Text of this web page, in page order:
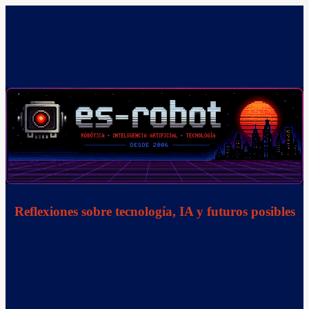
Reflexiones sobre tecnología, IA y futuros posibles